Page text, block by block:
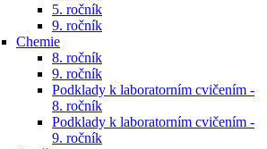
5. ročník
9. ročník
Chemie
8. ročník
9. ročník
Podklady k laboratorním cvičením -
8. ročník
Podklady k laboratorním cvičením -
9. ročník